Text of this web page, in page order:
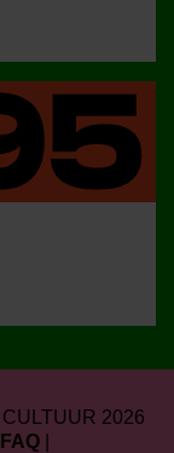
2026
FAQ